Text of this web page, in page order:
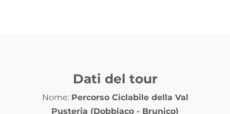
Dati del tour
Nome: Percorso Ciclabile della Val
Pusteria (Dobbiaco - Brunico)